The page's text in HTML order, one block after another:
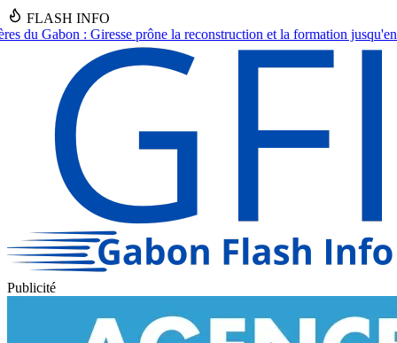
FLASH INFO
reconstruction et la formation jusqu'en 2030.●Asecna Gabon :
Publicité